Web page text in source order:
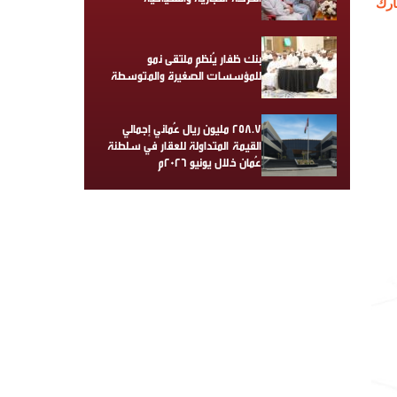
بنك ظفار يُنظم ملتقى نمو
للمؤسسات الصغيرة والمتوسطة
258.7 مليون ريال عُماني إجمالي
القيمة المتداولة للعقار في سلطنة
عُمان خلال يونيو 2026م